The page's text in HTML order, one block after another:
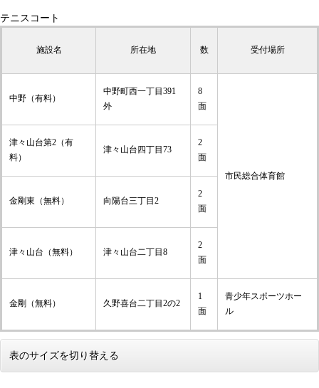
テニスコート
施設名 所在地 数 受付場所
中野（有料）
中野町西一丁目391
外
8
面
市民総合体育館
津々山台第2（有
料）
津々山台四丁目73
2
面
金剛東（無料） 向陽台三丁目2
2
面
津々山台（無料） 津々山台二丁目8
2
面
金剛（無料） 久野喜台二丁目2の2
1
面
青少年スポーツホー
ル
表のサイズを切り替える